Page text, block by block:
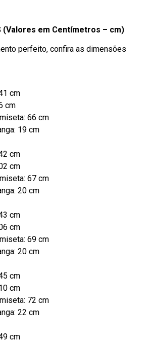
(Valores em Centímetros – cm)
perfeito, confira as dimensões
cm
cm
66 cm
19 cm
cm
cm
67 cm
20 cm
cm
cm
69 cm
20 cm
cm
cm
72 cm
22 cm
cm